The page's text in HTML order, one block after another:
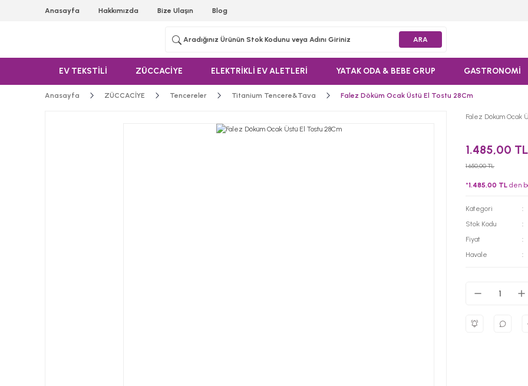
Anasayfa Hakkımızda Bize Ulaşın Blog
ARA
EV TEKSTİLİ ZÜCCACİYE ELEKTRİKLİ EV ALETLERİ YATAK ODA & BEBE GRUP GASTRONOMİ
Anasayfa ZÜCCACİYE Tencereler Titanium Tencere&Tava Falez Döküm Ocak Üstü El Tostu 28Cm
Falez Döküm Ocak
1.485,00 TL
1.650,00 TL
*1.485,00 TL den
Kategori
Stok Kodu
Fiyat
Havale